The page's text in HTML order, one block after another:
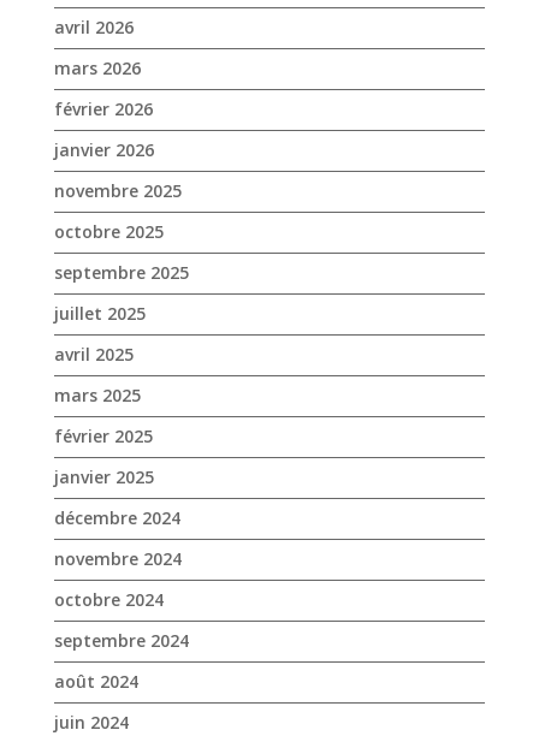
avril 2026
mars 2026
février 2026
janvier 2026
novembre 2025
octobre 2025
septembre 2025
juillet 2025
avril 2025
mars 2025
février 2025
janvier 2025
décembre 2024
novembre 2024
octobre 2024
septembre 2024
août 2024
juin 2024